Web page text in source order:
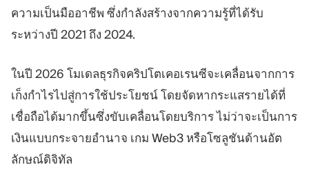
ความเป็นมืออาชีพ ซึ่งกำลังสร้างจากความรู้ที่ได้รับ
ระหว่างปี 2021 ถึง 2024.
ในปี 2026 โมเดลธุรกิจคริปโตเคอเรนซีจะเคลื่อนจากการ
เก็งกำไรไปสู่การใช้ประโยชน์ โดยจัดหากระแสรายได้ที่
เชื่อถือได้มากขึ้นซึ่งขับเคลื่อนโดยบริการ ไม่ว่าจะเป็นการ
เงินแบบกระจายอำนาจ เกม Web3 หรือโซลูชันด้านอัต
ลักษณ์ดิจิทัล